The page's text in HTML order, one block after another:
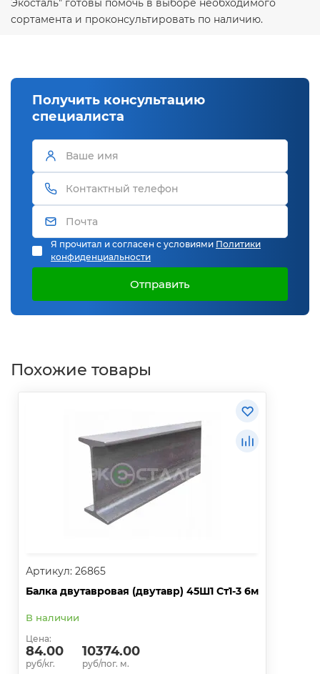
Экосталь" готовы помочь в выборе необходимого
сортамента и проконсультировать по наличию.
Получить консультацию
специалиста
Я прочитал и согласен с условиями Политики
конфиденциальности
Отправить
Похожие товары
Артикул: 26865
Балка двутавровая (двутавр) 45Ш1 Ст1-3 6м
В наличии
Цена:
84.00
руб/кг.
10374.00
руб/пог. м.